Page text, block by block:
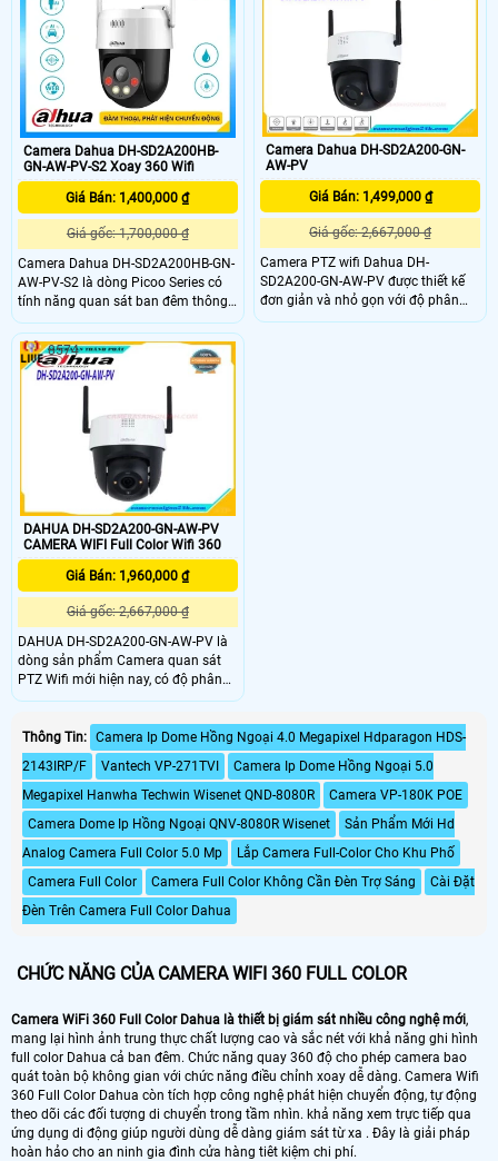
nét cao Ultra 4k lite, Camera này
cung cấp độ chi tiết tốt nhất
nhiễu ánh sáng. DH-SD2A500HB-
GN-AW-PV-S2 có thể được sử dụng
trong nhiều môi trường giám sát
khác nhau đem lại sự hiệu quả tối
Camera Dahua DH-SD2A200HB-
GN-AW-PV-S2 Xoay 360 Wifi
Giá Bán: 1,400,000 ₫
Giá gốc: 1,700,000 ₫
Camera Dahua DH-SD2A200HB-GN-
AW-PV-S2 là dòng Picoo Series có
tính năng quan sát ban đêm thông
qua các đèn hồng ngoại thông minh
giúp cho hình ảnh được rõ nét trong
điều kiện ánh sáng yếu hoặc tối.
Camera Dahua DH-SD2A200HB-GN-
AW-PV-S2 được thiết kế để sử dụng
trong nhà và ngoài trời với khả năng
chống thời tiết, chống nước, bụi, chịu
được các điều kiện thời tiết khắc
Camera Dahua DH-SD2A200-GN-
AW-PV
Giá Bán: 1,499,000 ₫
Giá gốc: 2,667,000 ₫
Camera PTZ wifi Dahua DH-
SD2A200-GN-AW-PV được thiết kế
đơn giản và nhỏ gọn với độ phân
giải lên đến 2MP cùng với công
DAHUA DH-SD2A200-GN-AW-PV
CAMERA WIFI Full Color Wifi 360
Giá Bán: 1,960,000 ₫
Giá gốc: 2,667,000 ₫
DAHUA DH-SD2A200-GN-AW-PV là
dòng sản phẩm Camera quan sát
PTZ Wifi mới hiện nay, có độ phân
giải cao 2.0megapixel, với công
ba chế độ xem ban đêm. Hoạt động
rất dễ dàng qua thiết bị di động
(Android/iOS), cho phép người dùng
hoạt động thoải mái.
8574
Thông Tin: Camera Ip Dome Hồng Ngoại 4.0 Megapixel Hdparagon HDS-
2143IRP/F
Vantech VP-271TVI
Camera Ip Dome Hồng Ngoại 5.0
Megapixel Hanwha Techwin Wisenet QND-8080R
Camera VP-180K POE
Camera Dome Ip Hồng Ngoại QNV-8080R Wisenet
Sản Phẩm Mới Hd
Analog Camera Full Color 5.0 Mp
Lắp Camera Full-Color Cho Khu Phố
Camera Full Color
Camera Full Color Không Cần Đèn Trợ Sáng
Cài Đặt
Đèn Trên Camera Full Color Dahua
CHỨC NĂNG CỦA CAMERA WIFI 360 FULL COLOR
Camera WiFi 360 Full Color Dahua là thiết bị giám sát nhiều công nghệ mới,
mang lại hình ảnh trung thực chất lượng cao và sắc nét với khả năng ghi hình
full color Dahua cả ban đêm. Chức năng quay 360 độ cho phép camera bao
quát toàn bộ không gian với chức năng điều chỉnh xoay dễ dàng. Camera Wifi
360 Full Color Dahua còn tích hợp công nghệ phát hiện chuyển động, tự động
theo dõi các đối tượng di chuyển trong tầm nhìn. khả năng xem trực tiếp qua
ứng dụng di động giúp người dùng dễ dàng giám sát từ xa . Đây là giải pháp
hoàn hảo cho an ninh gia đình cửa hàng tiêt kiệm chi phí.